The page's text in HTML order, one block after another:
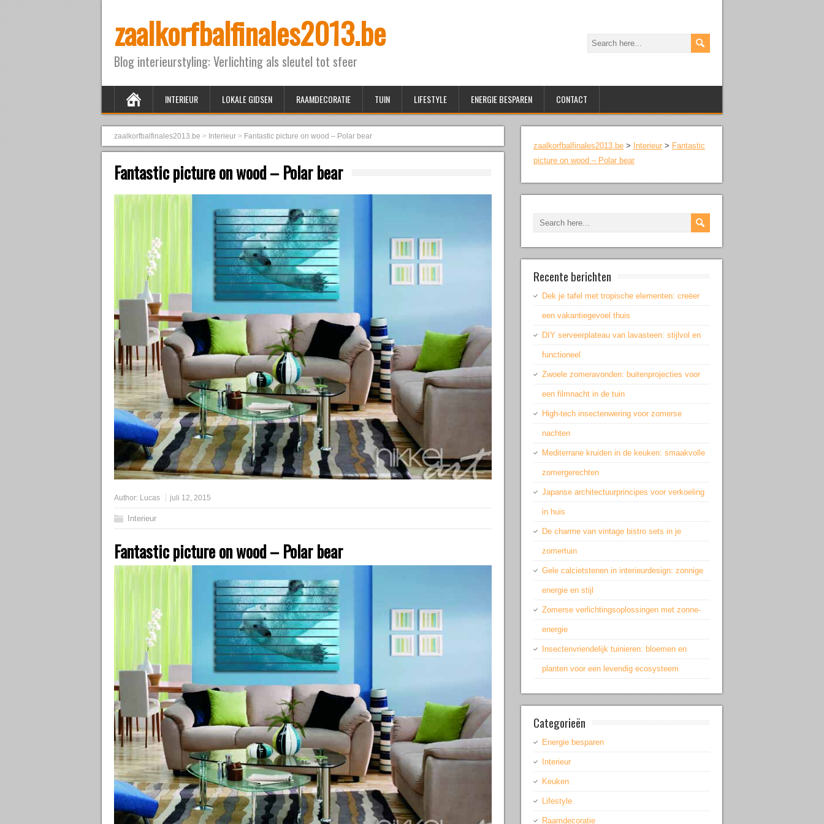
zaalkorfbalfinales2013.be
Blog interieurstyling: Verlichting als sleutel tot sfeer
INTERIEUR LOKALE GIDSEN RAAMDECORATIE TUIN LIFESTYLE ENERGIE BESPAREN CONTACT
zaalkorfbalfinales2013.be > Interieur > Fantastic picture on wood – Polar bear
Fantastic picture on wood – Polar bear
Author: Lucas juli 12, 2015
Interieur
Fantastic picture on wood – Polar bear
zaalkorfbalfinales2013.be > Interieur > Fantastic
picture on wood – Polar bear
Recente berichten
Dek je tafel met tropische elementen: creëer
een vakantiegevoel thuis
DIY serveerplateau van lavasteen: stijlvol en
functioneel
Zwoele zomeravonden: buitenprojecties voor
een filmnacht in de tuin
High-tech insectenwering voor zomerse
nachten
Mediterrane kruiden in de keuken: smaakvolle
zomergerechten
Japanse architectuurprincipes voor verkoeling
in huis
De charme van vintage bistro sets in je
zomertuin
Gele calcietstenen in interieurdesign: zonnige
energie en stijl
Zomerse verlichtingsoplossingen met zonne-
energie
Insectenvriendelijk tuinieren: bloemen en
planten voor een levendig ecosysteem
Categorieën
Energie besparen
Interieur
Keuken
Lifestyle
Raamdecoratie